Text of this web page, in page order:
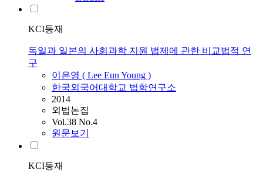
KCI등재
독일과 일본의 사회과학 지원 법제에 관한 비교법적 연
구
이은영 ( Lee Eun Young )
한국외국어대학교 법학연구소
2014
외법논집
Vol.38 No.4
원문보기
KCI등재